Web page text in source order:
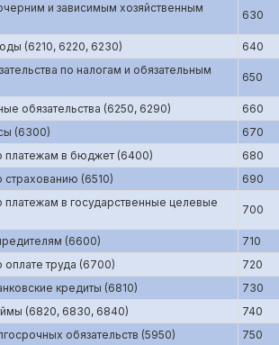
и зависимым хозяйственным
630
(6210, 6220, 6230)
640
по налогам и обязательным
650
обязательства (6250, 6290)
660
(6300)
670
платежам в бюджет (6400)
680
страхованию (6510)
690
платежам в государственные целевые
700
(6600)
710
труда (6700)
720
кредиты (6810)
730
(6820, 6830, 6840)
740
обязательств (5950)
750